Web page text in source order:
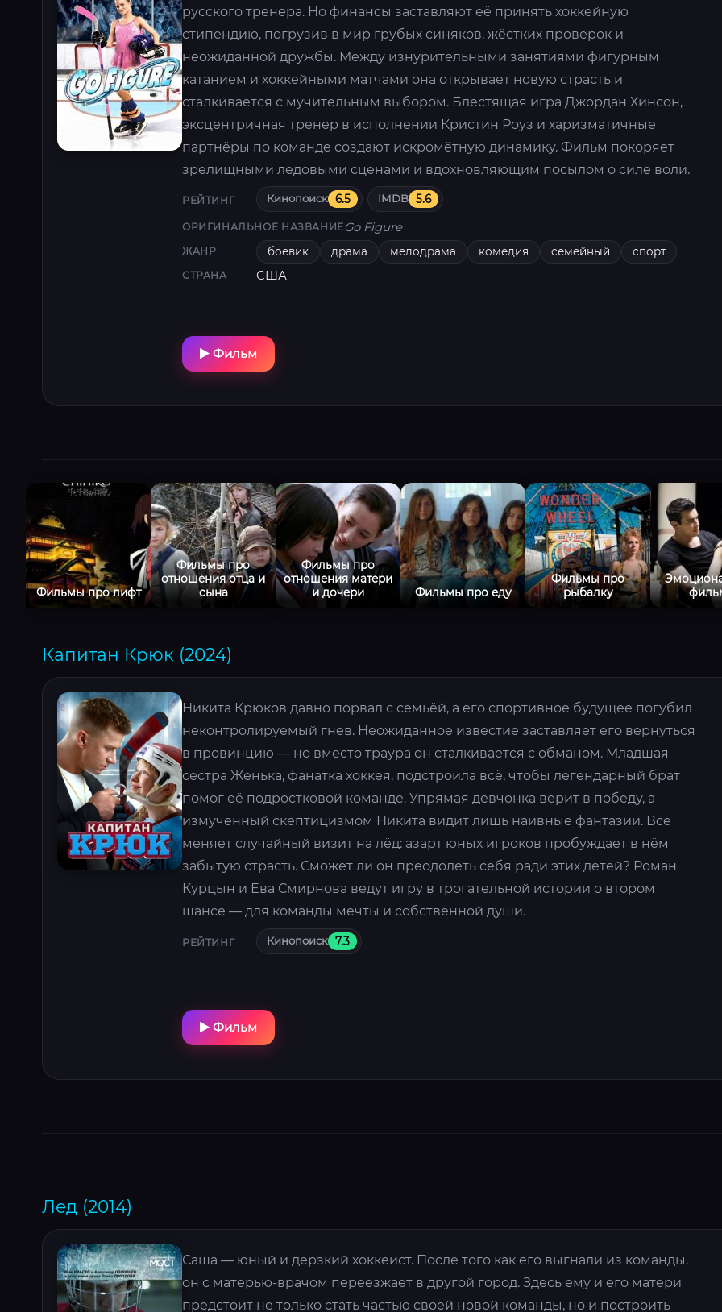
русского тренера. Но финансы заставляют её принять хоккейную
стипендию, погрузив в мир грубых синяков, жёстких проверок и
неожиданной дружбы. Между изнурительными занятиями фигурным
катанием и хоккейными матчами она открывает новую страсть и
сталкивается с мучительным выбором. Блестящая игра Джордан Хинсон,
эксцентричная тренер в исполнении Кристин Роуз и харизматичные
партнёры по команде создают искромётную динамику. Фильм покоряет
зрелищными ледовыми сценами и вдохновляющим посылом о силе воли.
РЕЙТИНГ Кинопоиск 6.5 IMDB 5.6
ОРИГИНАЛЬНОЕ НАЗВАНИЕ Go Figure
ЖАНР боевик драма мелодрама комедия семейный спорт
СТРАНА США
Фильм
Фильмы про лифт
Фильмы про
отношения отца и
сына
Фильмы про
отношения матери
и дочери
Фильмы про еду
Фильмы про
рыбалку
Капитан Крюк (2024)
Никита Крюков давно порвал с семьёй, а его спортивное будущее погубил
неконтролируемый гнев. Неожиданное известие заставляет его вернуться
в провинцию — но вместо траура он сталкивается с обманом. Младшая
сестра Женька, фанатка хоккея, подстроила всё, чтобы легендарный брат
помог её подростковой команде. Упрямая девчонка верит в победу, а
измученный скептицизмом Никита видит лишь наивные фантазии. Всё
меняет случайный визит на лёд: азарт юных игроков пробуждает в нём
забытую страсть. Сможет ли он преодолеть себя ради этих детей? Роман
Курцын и Ева Смирнова ведут игру в трогательной истории о втором
шансе — для команды мечты и собственной души.
РЕЙТИНГ Кинопоиск 7.3
Фильм
Лед (2014)
Саша — юный и дерзкий хоккеист. После того как его выгнали из команды,
он с матерью-врачом переезжает в другой город. Здесь ему и его матери
предстоит не только стать частью своей новой команды, но и построить